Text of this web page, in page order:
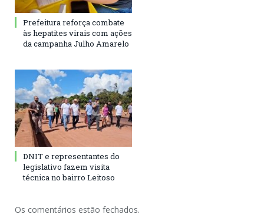
Prefeitura reforça combate
às hepatites virais com ações
da campanha Julho Amarelo
DNIT e representantes do
legislativo fazem visita
técnica no bairro Leitoso
Os comentários estão fechados.